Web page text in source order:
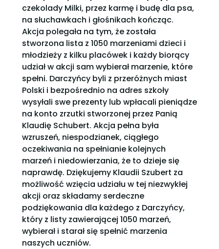
czekolady Milki, przez karmę i budę dla psa,
na słuchawkach i głośnikach kończąc.
Akcja polegała na tym, że została
stworzona lista z 1050 marzeniami dzieci i
młodzieży z kilku placówek i każdy biorący
udział w akcji sam wybierał marzenie, które
spełni. Darczyńcy byli z przeróżnych miast
Polski i bezpośrednio na adres szkoły
wysyłali swe prezenty lub wpłacali pieniądze
na konto zrzutki stworzonej przez Panią
Klaudię Schubert. Akcja pełna była
wzruszeń, niespodzianek, ciągłego
oczekiwania na spełnianie kolejnych
marzeń i niedowierzania, że to dzieje się
naprawdę. Dziękujemy Klaudii Szubert za
możliwość wzięcia udziału w tej niezwykłej
akcji oraz składamy serdeczne
podziękowania dla każdego z Darczyńcy,
który z listy zawierającej 1050 marzeń,
wybierał i starał się spełnić marzenia
naszych uczniów.